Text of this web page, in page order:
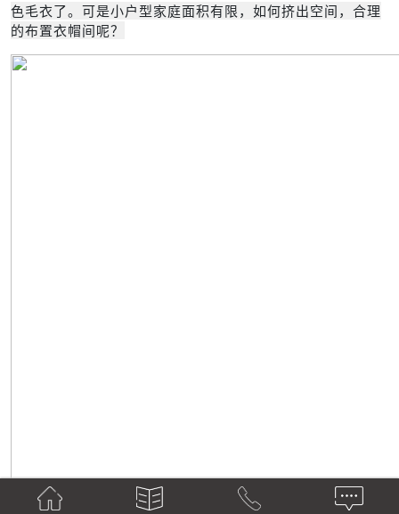
色毛衣了。可是小户型家庭面积有限，如何挤出空间，合理
的布置衣帽间呢？